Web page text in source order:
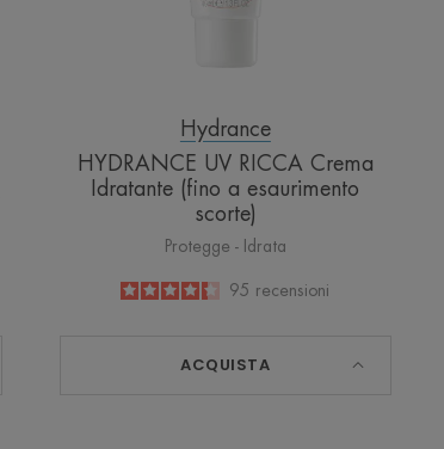
Hydrance
HYDRANCE UV RICCA Crema
Idratante (fino a esaurimento
scorte)
Protegge - Idrata
4.3
/
5
95 recensioni
ACQUISTA